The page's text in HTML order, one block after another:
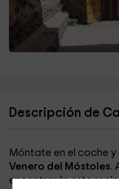
Descripción de
Móntate en el coche
Venero del Móstoles.
encontrarás este